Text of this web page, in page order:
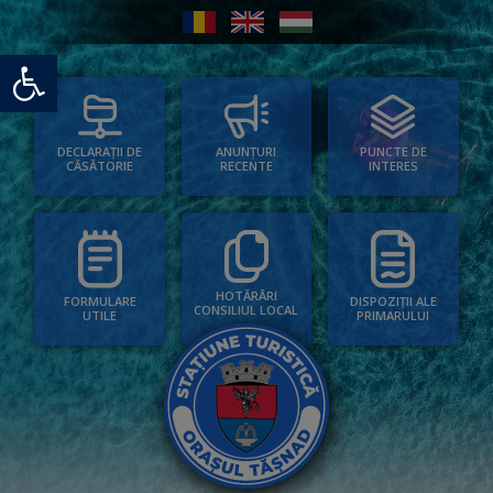
Deschide bara de unelte
DECLARAȚII DE
CĂSĂTORIE
ANUNȚURI
RECENTE
PUNCTE DE
INTERES
FORMULARE
UTILE
HOTĂRÂRI
CONSILIUL LOCAL
DISPOZIȚII ALE
PRIMARULUI